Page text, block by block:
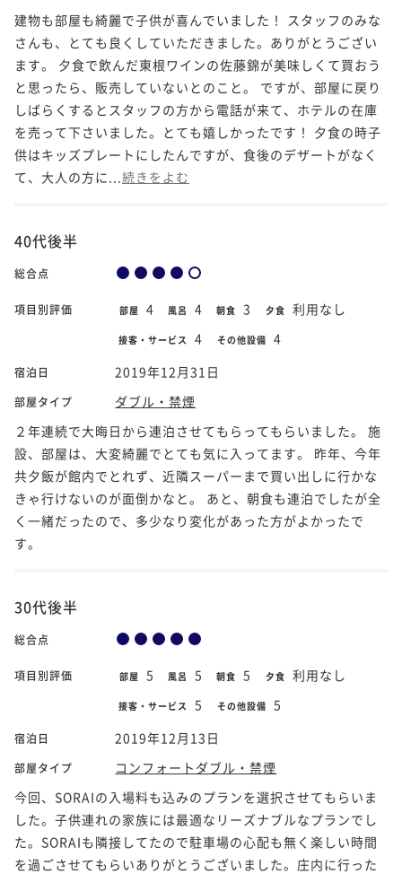
建物も部屋も綺麗で子供が喜んでいました！ スタッフのみな
さんも、とても良くしていただきました。ありがとうござい
ます。 夕食で飲んだ東根ワインの佐藤錦が美味しくて買おう
と思ったら、販売していないとのこと。 ですが、部屋に戻り
しばらくするとスタッフの方から電話が来て、ホテルの在庫
を売って下さいました。とても嬉しかったです！ 夕食の時子
供はキッズプレートにしたんですが、食後のデザートがなく
て、大人の方に... 続きをよむ
40代後半
総合点
項目別評価 部屋 4 風呂 4 朝食 3 夕食 利用なし
接客・サービス 4 その他設備 4
宿泊日 2019年12月31日
部屋タイプ
ダブル・禁煙
２年連続で大晦日から連泊させてもらってもらいました。 施
設、部屋は、大変綺麗でとても気に入ってます。 昨年、今年
共夕飯が館内でとれず、近隣スーパーまで買い出しに行かな
きゃ行けないのが面倒かなと。 あと、朝食も連泊でしたが全
く一緒だったので、多少なり変化があった方がよかったで
す。
30代後半
総合点
項目別評価 部屋 5 風呂 5 朝食 5 夕食 利用なし
接客・サービス 5 その他設備 5
宿泊日 2019年12月13日
部屋タイプ
コンフォートダブル・禁煙
今回、SORAIの入場料も込みのプランを選択させてもらいま
した。子供連れの家族には最適なリーズナブルなプランでし
た。SORAIも隣接してたので駐車場の心配も無く楽しい時間
を過ごさせてもらいありがとうございました。庄内に行った